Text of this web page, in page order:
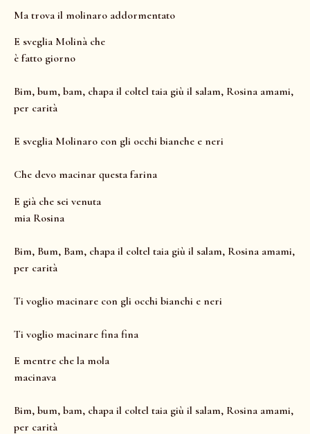
Ma trova il molinaro addormentato
E sveglia Molinà che
è fatto giorno
Bim, bum, bam, chapa il coltel taia giù il salam, Rosina amami,
per carità
E sveglia Molinaro con gli occhi bianche e neri
Che devo macinar questa farina
E già che sei venuta
mia Rosina
Bim, Bum, Bam, chapa il coltel taia giù il salam, Rosina amami,
per carità
Ti voglio macinare con gli occhi bianchi e neri
Ti voglio macinare fina fina
E mentre che la mola
macinava
Bim, bum, bam, chapa il coltel taia giù il salam, Rosina amami,
per carità